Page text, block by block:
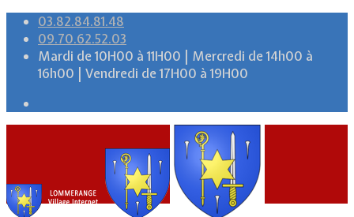
03.82.84.81.48
09.70.62.52.03
Mardi de 10H00 à 11H00 | Mercredi de 14h00 à
16h00 | Vendredi de 17H00 à 19H00